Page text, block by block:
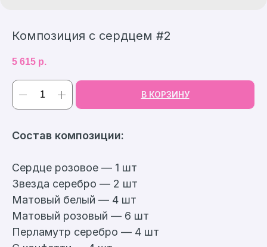
Композиция с сердцем #2
5 615 р.
В КОРЗИНУ
Cостав композиции:
Сердце розовое — 1 шт
Звезда серебро — 2 шт
Матовый белый — 4 шт
Матовый розовый — 6 шт
Перламутр серебро — 4 шт